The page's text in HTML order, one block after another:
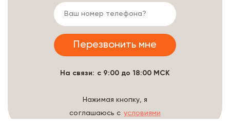
На связи: с 9:00 до 18:00 МСК
Нажимая кнопку, я
соглашаюсь с условиями